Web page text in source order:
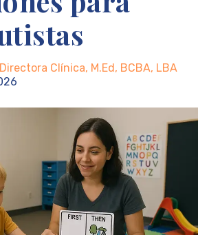
Clínica, M.Ed, BCBA, LBA